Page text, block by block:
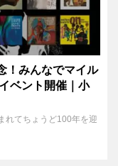
！みんなでマイル
ベント開催｜小
れてちょうど100年を迎